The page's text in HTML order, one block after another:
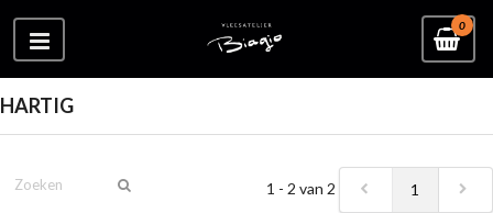
0
HARTIG
1 - 2 van 2 1